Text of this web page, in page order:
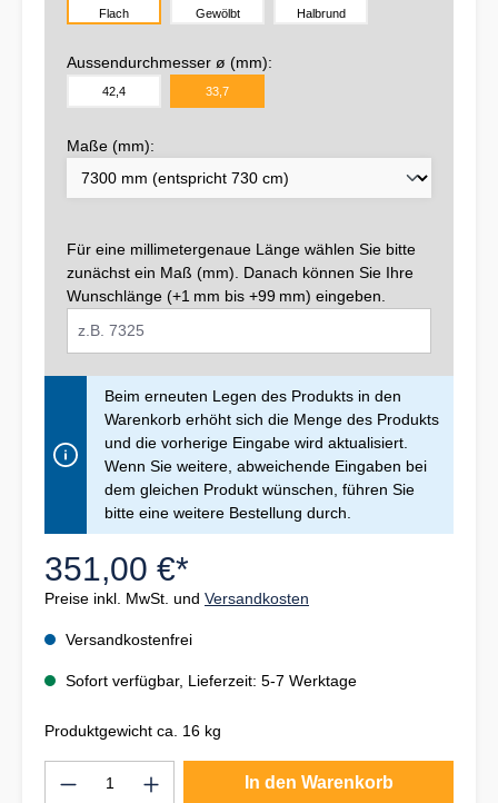
Flach Gewölbt Halbrund
Aussendurchmesser ø (mm):
42,4 33,7
Maße (mm):
Für eine millimetergenaue Länge wählen Sie bitte
zunächst ein Maß (mm). Danach können Sie Ihre
Wunschlänge (+1 mm bis +99 mm) eingeben.
Beim erneuten Legen des Produkts in den
Warenkorb erhöht sich die Menge des Produkts
und die vorherige Eingabe wird aktualisiert.
Wenn Sie weitere, abweichende Eingaben bei
dem gleichen Produkt wünschen, führen Sie
bitte eine weitere Bestellung durch.
351,00 €*
Preise inkl. MwSt. und Versandkosten
Versandkostenfrei
Sofort verfügbar, Lieferzeit: 5-7 Werktage
Produktgewicht ca. 16 kg
Produkt Anzahl: Gib den gewünschten
In den Warenkorb